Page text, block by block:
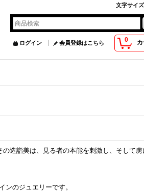
文字サイズ
0
ログイン 会員登録はこちら
造詣美は、見る者の本能を刺激し、そして虜
ンのジュエリーです。